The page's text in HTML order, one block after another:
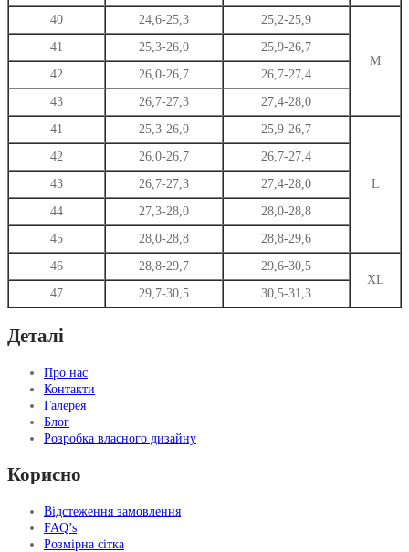
40
24,6-25,3 25,2-25,9
M
41 25,3-26,0
25,9-26,7
42
26,0-26,7
26,7-27,4
43
26,7-27,3
27,4-28,0
41
25,3-26,0 25,9-26,7
L
42 26,0-26,7
26,7-27,4
43
26,7-27,3
27,4-28,0
44
27,3-28,0
28,0-28,8
45
28,0-28,8
28,8-29,6
46
28,8-29,7
29,6-30,5
XL
47
29,7-30,5 30,5-31,3
Деталі
Про нас
Контакти
Галерея
Блог
Розробка власного дизайну
Корисно
Відстеження замовлення
FAQ’s
Розмірна сітка